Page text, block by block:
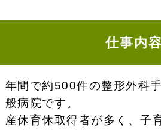
仕事内
年間で約500件の整形外科
般病院です。
産休育休取得者が多く、子